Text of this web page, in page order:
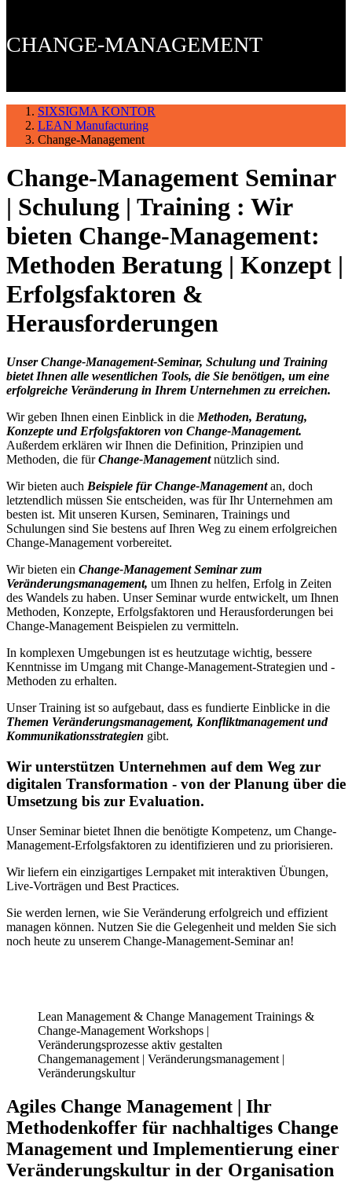
CHANGE-MANAGEMENT
SIXSIGMA KONTOR
LEAN Manufacturing
Change-Management
Change-Management Seminar
| Schulung | Training : Wir
bieten Change-Management:
Methoden Beratung | Konzept |
Erfolgsfaktoren &
Herausforderungen
Unser Change-Management-Seminar, Schulung und Training
bietet Ihnen alle wesentlichen Tools, die Sie benötigen, um eine
erfolgreiche Veränderung in Ihrem Unternehmen zu erreichen.
Wir geben Ihnen einen Einblick in die Methoden, Beratung,
Konzepte und Erfolgsfaktoren von Change-Management.
Außerdem erklären wir Ihnen die Definition, Prinzipien und
Methoden, die fürChange-Managementnützlich sind.
Wir bieten auch Beispiele für Change-Managementan, doch
letztendlich müssen Sie entscheiden, was für Ihr Unternehmen am
besten ist. Mit unseren Kursen, Seminaren, Trainings und
Schulungen sind Sie bestens auf Ihren Weg zu einem erfolgreichen
Change-Management vorbereitet.
Wir bieten ein Change-Management Seminar zum
Veränderungsmanagement, um Ihnen zu helfen, Erfolg in Zeiten
des Wandels zu haben. Unser Seminar wurde entwickelt, um Ihnen
Methoden, Konzepte, Erfolgsfaktoren und Herausforderungen bei
Change-Management Beispielen zu vermitteln.
In komplexen Umgebungen ist es heutzutage wichtig, bessere
Kenntnisse im Umgang mit Change-Management-Strategien und -
Methoden zu erhalten.
Unser Training ist so aufgebaut, dass es fundierte Einblicke in die
Themen Veränderungsmanagement, Konfliktmanagement und
Kommunikationsstrategien gibt.
Wir unterstützen Unternehmen auf dem Weg zur
digitalen Transformation - von der Planung über die
Umsetzung bis zur Evaluation.
Unser Seminar bietet Ihnen die benötigte Kompetenz, um Change-
Management-Erfolgsfaktoren zu identifizieren und zu priorisieren.
Wir liefern ein einzigartiges Lernpaket mit interaktiven Übungen,
Live-Vorträgen und Best Practices.
Sie werden lernen, wie Sie Veränderung erfolgreich und effizient
managen können. Nutzen Sie die Gelegenheit und melden Sie sich
noch heute zu unserem Change-Management-Seminar an!
Lean Management & Change Management Trainings &
Change-Management Workshops |
Veränderungsprozesse aktiv‎ gestalten
Changemanagement | Veränderungsmanagement |
Veränderungskultur
Agiles Change Management | Ihr
Methodenkoffer für nachhaltiges Change
Management und Implementierung einer
Veränderungskultur in der Organisation